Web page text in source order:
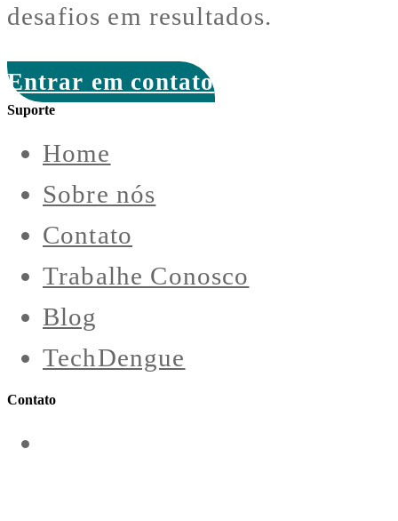
desafios em resultados.
Entrar em contato
Suporte
Home
Sobre nós
Contato
Trabalhe Conosco
Blog
TechDengue
Contato